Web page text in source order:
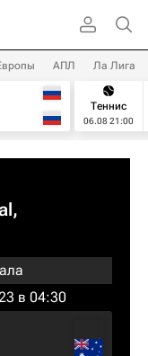
АПЛ Ла Лига
Теннис
06.08 21:00
в 04:30